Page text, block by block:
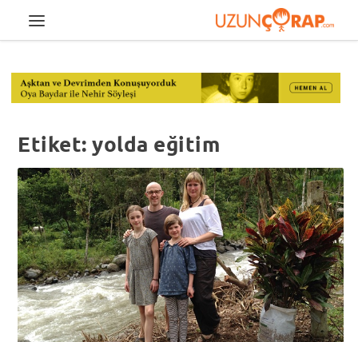
Etiket:yolda eğitim